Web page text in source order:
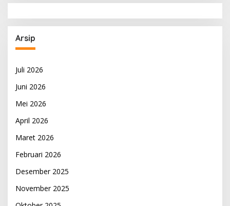
Arsip
Juli 2026
Juni 2026
Mei 2026
April 2026
Maret 2026
Februari 2026
Desember 2025
November 2025